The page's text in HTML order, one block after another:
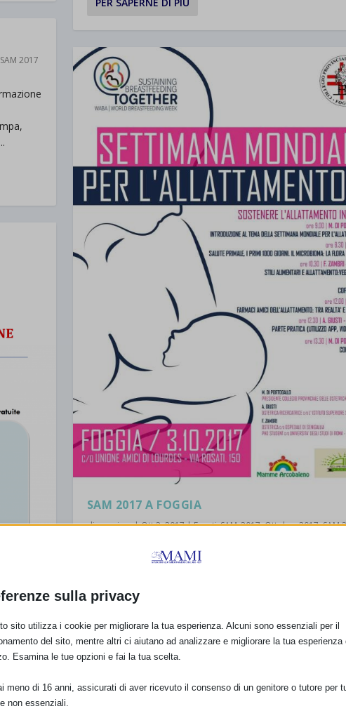
SAM 2017
SAM 2017 A FOGGIA
dimami_ec|Ott 2, 2017|Eventi_SAM_2017,Ottobre 2017,SAM
Mamme Arcobaleno, Collegio Provinciale delle Ostetriche
sulla privacy
sito utilizza i cookie per migliorare la tua esperienza. Alcuni sono essenziali per il
del sito, mentre altri ci aiutano ad analizzare e migliorare la tua esperienza
Esamina le tue opzioni e fai la tua scelta.
meno di 16 anni, assicurati di aver ricevuto il consenso di un genitore o tutore per
non essenziali.